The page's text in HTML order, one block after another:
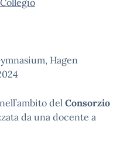
Hagen
del Consorzio
da una docente a